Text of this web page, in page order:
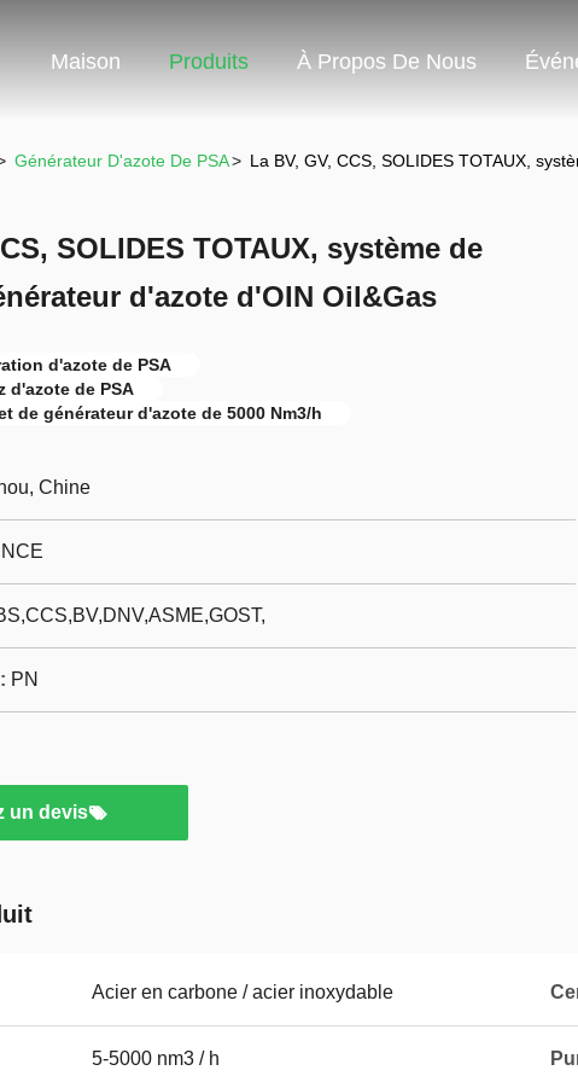
Maison Produits À Propos De Nous
Générateur D'azote De PSA> La BV, GV, CCS, SOLIDES TOTAUX,
SOLIDES TOTAUX, système de
d'azote d'OIN Oil&Gas
d'azote de PSA
d'azote de PSA
de générateur d'azote de 5000 Nm3/h
Chine
PN
un devis
Acier en carbone / acier inoxydable
5-5000 nm3 / h